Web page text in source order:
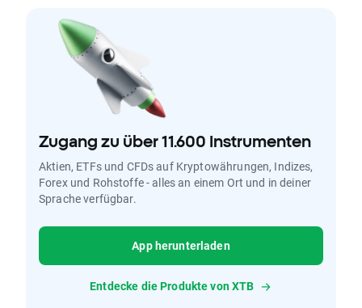
Zugang zu über 11.600 Instrumenten
Aktien, ETFs und CFDs auf Kryptowährungen, Indizes,
Forex und Rohstoffe - alles an einem Ort und in deiner
Sprache verfügbar.
App herunterladen
Entdecke die Produkte von XTB